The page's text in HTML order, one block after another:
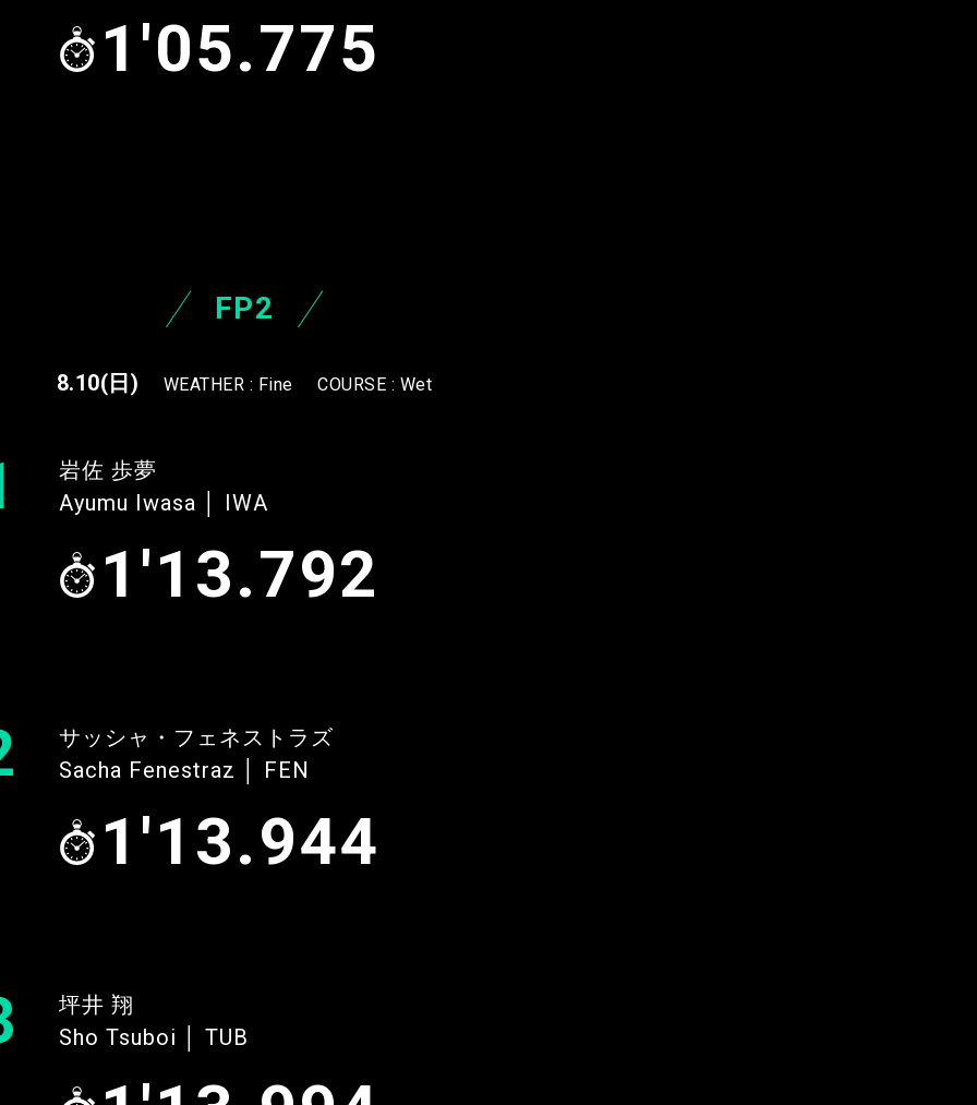
1'05.775
FP2
8.10(日) WEATHER : Fine COURSE : Wet
岩佐 歩夢
Ayumu Iwasa │ IWA
1'13.792
サッシャ・フェネストラズ
Sacha Fenestraz │ FEN
1'13.944
坪井 翔
Sho Tsuboi │ TUB